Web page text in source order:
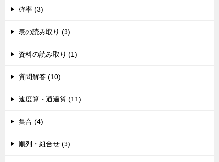
確率 (3)
表の読み取り (3)
資料の読み取り (1)
質問解答 (10)
速度算・通過算 (11)
集合 (4)
順列・組合せ (3)